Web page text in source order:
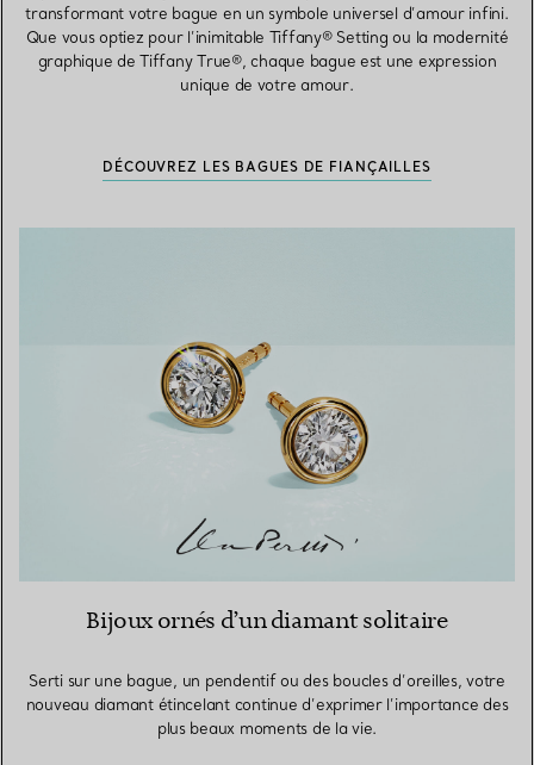
transformant votre bague en un symbole universel d’amour infini.
Que vous optiez pour l’inimitable Tiffany® Setting ou la modernité
graphique de Tiffany True®, chaque bague est une expression
unique de votre amour.
DÉCOUVREZ LES BAGUES DE FIANÇAILLES
Bijoux ornés d’un diamant solitaire
Serti sur une bague, un pendentif ou des boucles d’oreilles, votre
nouveau diamant étincelant continue d’exprimer l’importance des
plus beaux moments de la vie.